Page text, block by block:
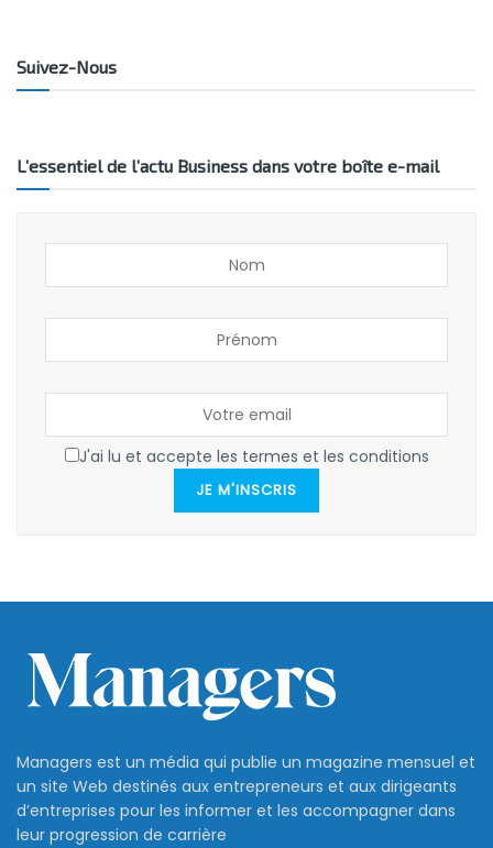
Suivez-Nous
L’essentiel de l’actu Business dans votre boîte e-mail
J'ai lu et accepte les termes et les conditions
JE M'INSCRIS
Managers est un média qui publie un magazine mensuel et
un site Web destinés aux entrepreneurs et aux dirigeants
d’entreprises pour les informer et les accompagner dans
leur progression de carrière